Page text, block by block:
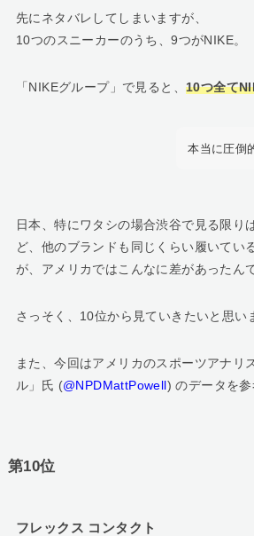
先にネタバレしてしまいますが、
10つのスニーカーのうち、9つがNIKE。
「NIKEグループ」で見ると、 10つ全て
本当に圧倒
日本、特にワタシの場合渋谷で見る限り
ど、他のブランドも同じくらい履いてい
が、アメリカではこんなに差があったん
さっそく、10位から見ていきたいと思い
また、今回はアメリカのスポーツアナリ
ル」氏 (@NPDMattPowell) のデータを参
第10位
フレックス コンタクト